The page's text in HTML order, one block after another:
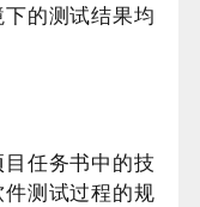
的测试结果均
任务书中的技
测试过程的规